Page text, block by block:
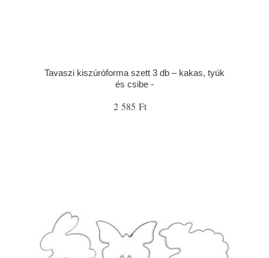
Tavaszi kiszúróforma szett 3 db – kakas, tyúk
és csibe -
2 585 Ft